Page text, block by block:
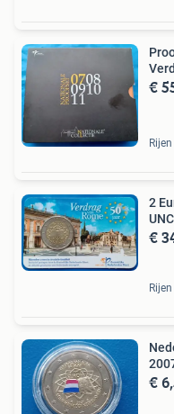
€
Rijen
2
UNC
€
Rijen
€